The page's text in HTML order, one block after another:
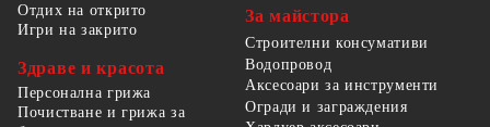
Отдих на открито
Игри на закрито
Здраве и красота
Персонална грижа
Почистване и грижа за
За майстора
Строителни консумативи
Водопровод
Аксесоари за инструменти
Огради и заграждения